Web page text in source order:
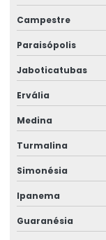
Talha Elétrica
Talha Elétrica
Talha Elétrica Inox
Talha Elétrica Nova
Talha Elétrica Para
Talha Elétrica Para
Talha Elétrica Para
Campestre
Paraisópolis
Jaboticatubas
Ervália
Medina
Turmalina
Simonésia
Ipanema
Guaranésia